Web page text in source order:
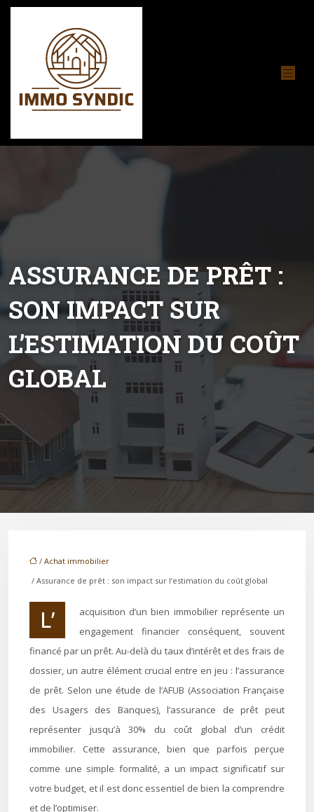
ASSURANCE DE PRÊT :
SON IMPACT SUR
L’ESTIMATION DU COÛT
GLOBAL
/ Achat immobilier
/ Assurance de prêt : son impact sur l’estimation du coût global
L’acquisition d’un bien immobilier représente un
engagement financier conséquent, souvent
financé par un prêt. Au-delà du taux d’intérêt et des frais de
dossier, un autre élément crucial entre en jeu : l’assurance
de prêt. Selon une étude de l’AFUB (Association Française
des Usagers des Banques), l’assurance de prêt peut
représenter jusqu’à 30% du coût global d’un crédit
immobilier. Cette assurance, bien que parfois perçue
comme une simple formalité, a un impact significatif sur
votre budget, et il est donc essentiel de bien la comprendre
et de l’optimiser.